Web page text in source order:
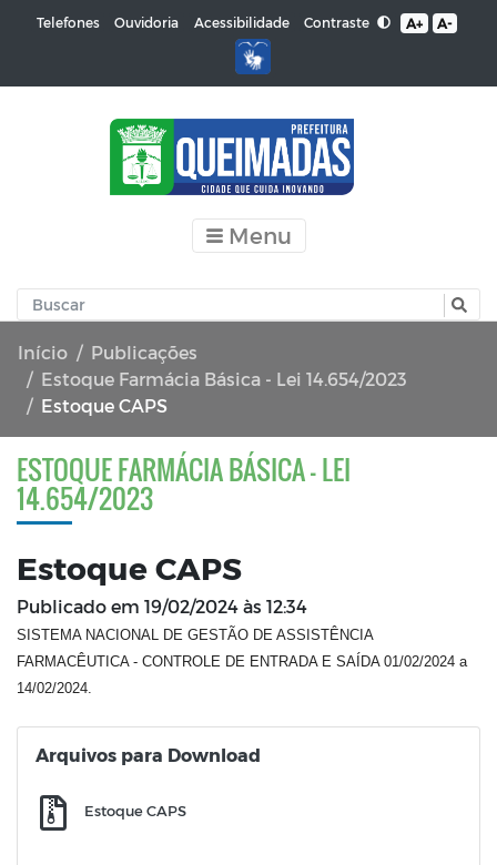
Telefones Ouvidoria Acessibilidade Contraste A+ A-
Menu
Início
Publicações
Estoque Farmácia Básica - Lei 14.654/2023
Estoque CAPS
ESTOQUE FARMÁCIA BÁSICA - LEI
14.654/2023
Estoque CAPS
Publicado em 19/02/2024 às 12:34
SISTEMA NACIONAL DE GESTÃO DE ASSISTÊNCIA
FARMACÊUTICA - CONTROLE DE ENTRADA E SAÍDA 01/02/2024 a
14/02/2024.
Arquivos para Download
Estoque CAPS